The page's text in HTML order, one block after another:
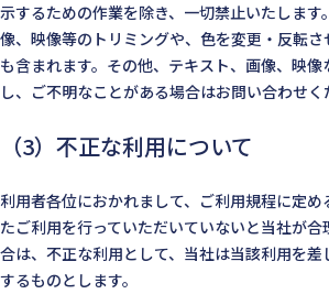
示するための作業を除き、一切禁止いたします
像、映像等のトリミングや、色を変更・反転
も含まれます。その他、テキスト、画像、映像
し、ご不明なことがある場合はお問い合わせく
（3）不正な利用について
利用者各位におかれまして、ご利用規程に定め
たご利用を行っていただいていないと当社が
合は、不正な利用として、当社は当該利用を
するものとします。